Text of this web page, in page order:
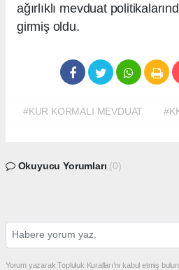
ağırlıklı mevduat
girmiş oldu.
#KUR KORMALI MEVDUAT
Okuyucu Yorumları (0)
Yorum yazarak Topluluk Kuralları’nı kabul etmiş